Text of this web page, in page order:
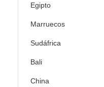
Egipto
Marruecos
Sudáfrica
Bali
China